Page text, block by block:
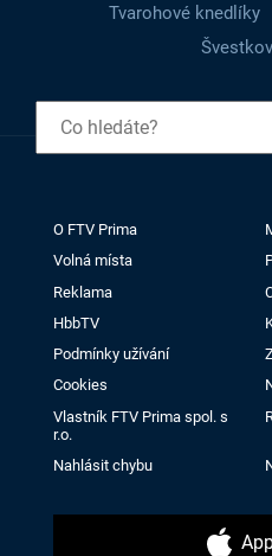
Tvarohové knedlíky
O FTV Prima
Volná místa
Reklama
HbbTV
Podmínky užívání
Cookies
Vlastník FTV Prima spol. s
r.o.
Nahlásit chybu